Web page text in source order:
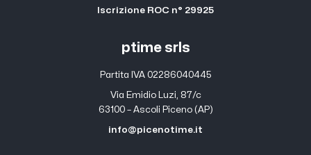
Iscrizione ROC n° 29925
ptime srls
Partita IVA 02286040445
Via Emidio Luzi, 87/c
63100 – Ascoli Piceno (AP)
info@picenotime.it